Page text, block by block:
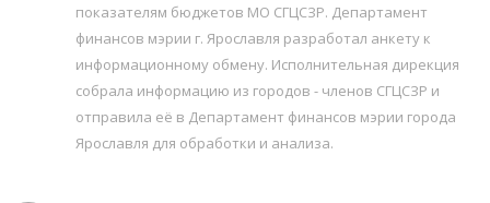
показателям бюджетов МО СГЦСЗР. Департамент
финансов мэрии г. Ярославля разработал анкету к
информационному обмену. Исполнительная дирекция
собрала информацию из городов - членов СГЦСЗР и
отправила её в Департамент финансов мэрии города
Ярославля для обработки и анализа.